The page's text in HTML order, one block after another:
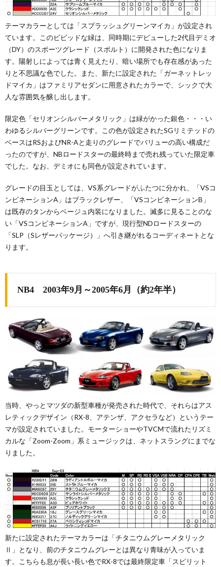
テーマカラーとしては「スプラッシュグリーンマイカ」が設定され
ています。このビビッドな緑は、同時期にデビューした2代目デミオ
（DY）のスポーツグレード（スポルト）に開発された色になりま
す。陽射しによっては青く見えたり、暗い場所でも存在感があった
りと不思議な色でした。また、新たに設定された「ガーネットレッ
ドマイカ」はファミリアセダンに用意されたカラーで、シックで大
人な雰囲気を醸し出します。
限定色「セリオンシルバーメタリック」は緑がかった銀色・・・い
わゆるシルバーグリーンです。この色が設定されたSGリミテッドの
ベースはRSおよびNR-Aと走りのグレードでバリューの高い構成だ
ったのですが、NBロードスターの最終時まで売れ残っていた限定車
でした。なお、デミオにも同色が設定されています。
グレードの目玉としては、VS系グレードがふたつに分かれ、「VSコ
ンビネーションA」はブラックレザー、「VSコンビネーションB」
は既存のタンからベージュ内装になりました。滅多に見ることのな
い「VSコンビネーションA」ですが、現行型NDロードスターの
「SLP（Sレザーパッケージ）」へ引き継がれるコーディネートとな
ります。
NB4 2003年9月～2005年6月（約2年半）
当時、やっとマツダの新型車種が発売された時代で、それらはアス
レティックデザイン（RX-8、アテンザ、アクセラなど）というテー
マが設定されていました。モーターショーやTVCMで流れたリズミ
カルな「Zoom-Zoom」系ミュージックは、ネットスラングにまでな
りました。
新たに設定されたテーマカラーは「チタニウムグレーメタリック
Ⅱ」となり、前のチタニウムグレーとは異なり青味が入っていま
す。こちらも息が長い長い色でRX-8では最終限定車「スピリット